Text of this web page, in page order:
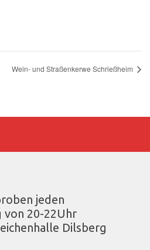
Wein- und Straßenkerwe Schrießheim
jeden
von 20-22Uhr
Dilsberg